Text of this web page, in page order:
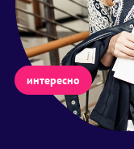
интересно